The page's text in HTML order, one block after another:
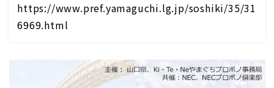
https://www.pref.yamaguchi.lg.jp/soshiki/35/31
6969.html